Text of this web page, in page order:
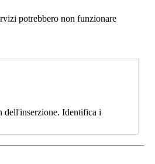
potrebbero non funzionare
dell'inserzione. Identifica i